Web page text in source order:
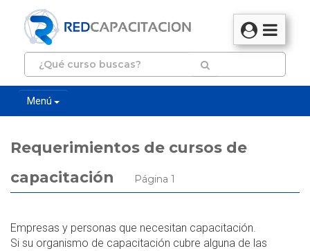
Menú
Requerimientos de cursos de
capacitación
Página 1
Empresas y personas que necesitan capacitación.
Si su organismo de capacitación cubre alguna de las